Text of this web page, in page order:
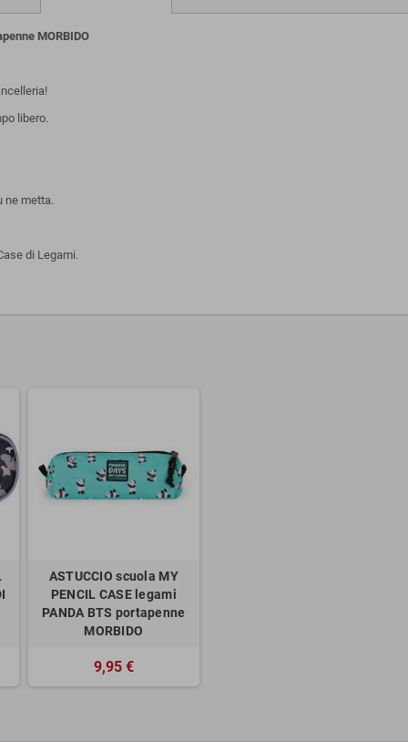
MORBIDO
libero.
ne metta.
di Legami.
ASTUCCIO scuola MY
PENCIL CASE legami
PANDA BTS portapenne
MORBIDO
9,95 €